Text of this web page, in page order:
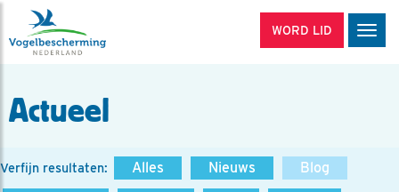
WORD LID
Actueel
Verfijn resultaten: Alles Nieuws
Blog